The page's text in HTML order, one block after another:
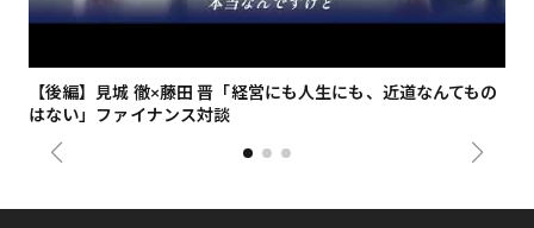
【後編】見城 徹×藤田 晋「経営にも人生にも、近道なんてもの
はない」ファイナンス対談